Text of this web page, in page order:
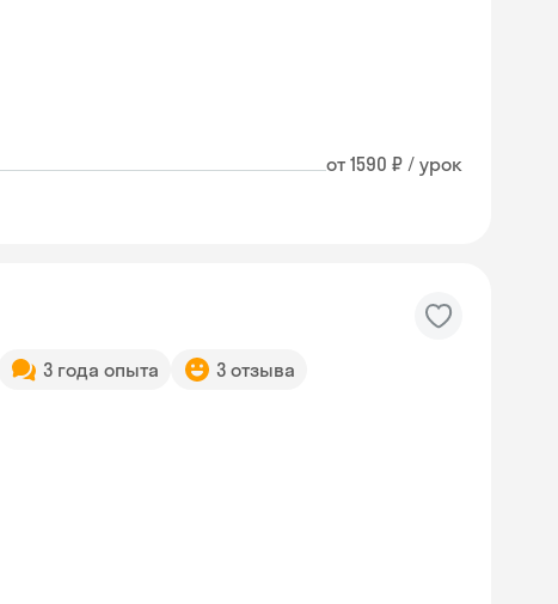
от 1590 ₽ / урок
3 года опыта 3 отзыва